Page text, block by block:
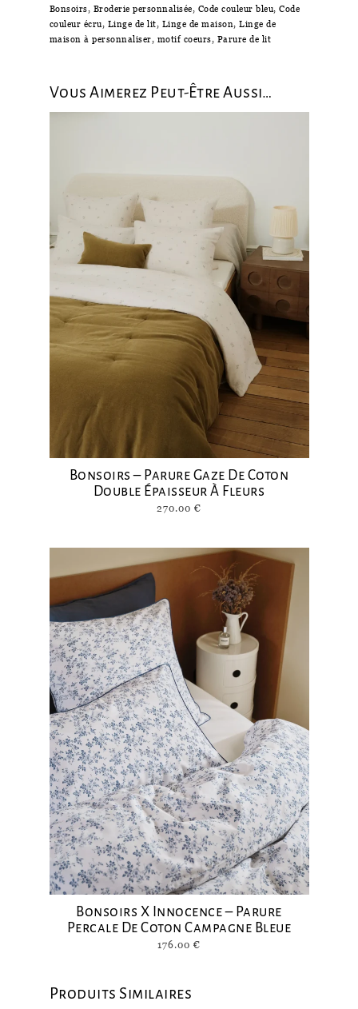
Bonsoirs, Broderie personnalisée, Code couleur bleu, Code
couleur écru, Linge de lit, Linge de maison, Linge de
maison à personnaliser, motif coeurs, Parure de lit
Vous Aimerez Peut-Être Aussi…
Bonsoirs – Parure Gaze De Coton
Double Épaisseur À Fleurs
270.00 €
Bonsoirs X Innocence – Parure
Percale De Coton Campagne Bleue
176.00 €
Produits Similaires